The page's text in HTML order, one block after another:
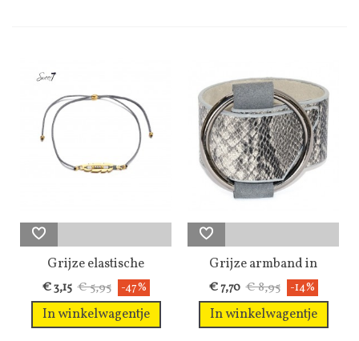
Grijze elastische
armband met...
€ 3,15 € 5,95 -47%
In winkelwagentje
Grijze armband in
slangen print
€ 7,70 € 8,95 -14%
In winkelwagentje